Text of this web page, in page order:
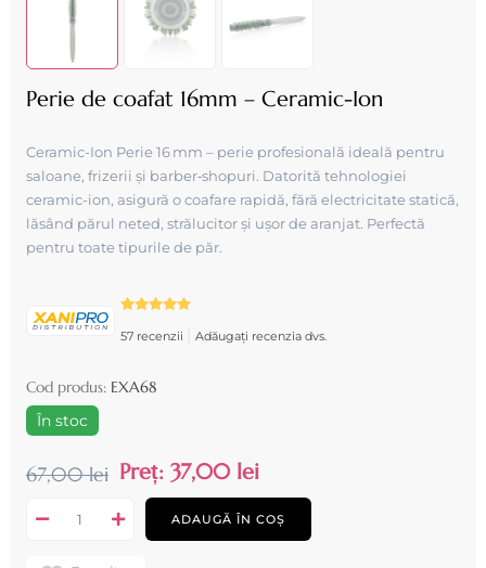
Perie de coafat 16mm – Ceramic-Ion
Ceramic-Ion Perie 16 mm – perie profesională ideală pentru
saloane, frizerii și barber‑shopuri. Datorită tehnologiei
ceramic-ion, asigură o coafare rapidă, fără electricitate statică,
lăsând părul neted, strălucitor și ușor de aranjat. Perfectă
pentru toate tipurile de păr.
57 recenzii Adăugați recenzia dvs.
Cod produs: EXA68
În stoc
67,00 lei Preț: 37,00 lei
ADAUGĂ ÎN COȘ